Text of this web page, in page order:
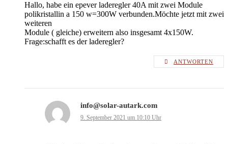
Hallo, habe ein epever laderegler 40A mit zwei Module
polikristallin a 150 w=300W verbunden.Möchte jetzt mit zwei
weiteren
Module ( gleiche) erweitern also insgesamt 4x150W.
Frage:schafft es der laderegler?
ANTWORTEN
info@solar-autark.com
9. September 2021 um 10:10 Uhr